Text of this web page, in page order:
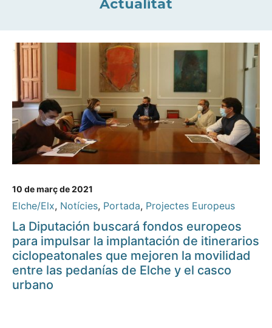
Actualitat
10 de març de 2021
Elche/Elx, Notícies, Portada, Projectes Europeus
La Diputación buscará fondos europeos
para impulsar la implantación de itinerarios
ciclopeatonales que mejoren la movilidad
entre las pedanías de Elche y el casco
urbano